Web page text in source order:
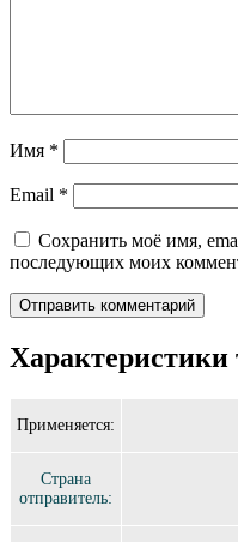
Имя *
Email *
Сохранить моё имя,
последующих моих
Характеристики
Применяется:
Страна
отправитель: